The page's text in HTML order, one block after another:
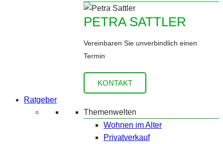
PETRA SATTLER
Vereinbaren Sie unverbindlich einen
Termin
KONTAKT
Ratgeber
Themenwelten
Wohnen im Alter
Privatverkauf